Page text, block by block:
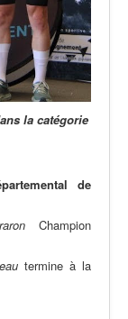
la catégorie
de
Champion
termine à la